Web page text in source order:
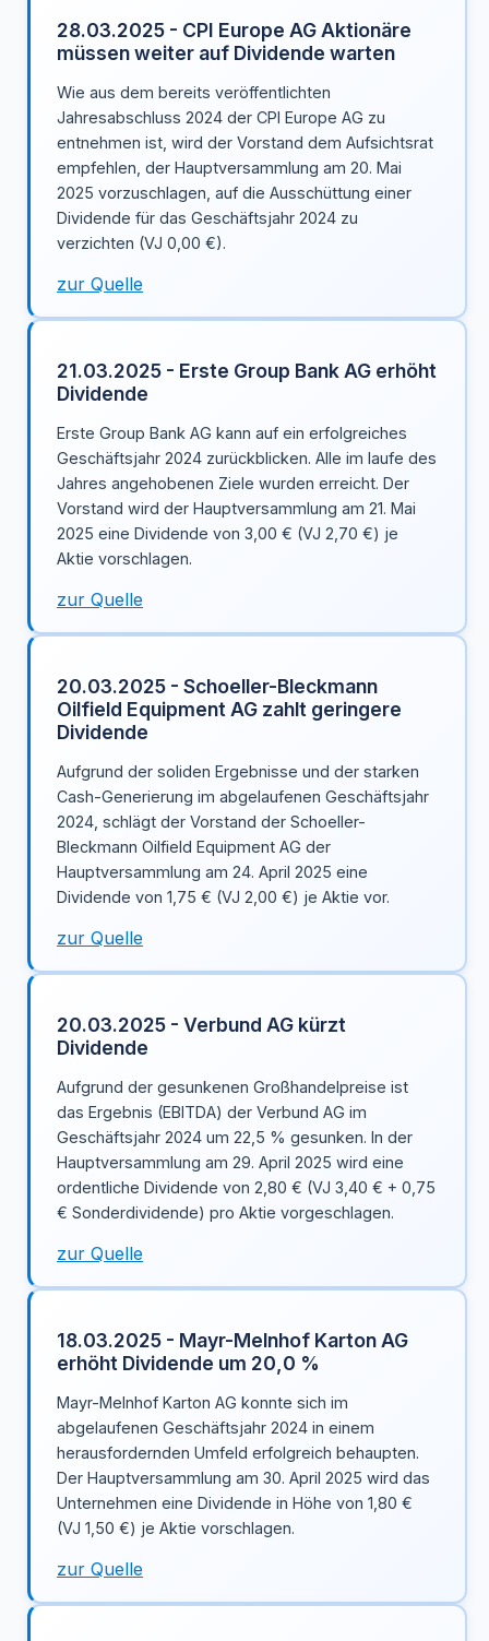
28.03.2025 - CPI Europe AG Aktionäre
müssen weiter auf Dividende warten
Wie aus dem bereits veröffentlichten
Jahresabschluss 2024 der CPI Europe AG zu
entnehmen ist, wird der Vorstand dem Aufsichtsrat
empfehlen, der Hauptversammlung am 20. Mai
2025 vorzuschlagen, auf die Ausschüttung einer
Dividende für das Geschäftsjahr 2024 zu
verzichten (VJ 0,00 €).
zur Quelle
21.03.2025 - Erste Group Bank AG erhöht
Dividende
Erste Group Bank AG kann auf ein erfolgreiches
Geschäftsjahr 2024 zurückblicken. Alle im laufe des
Jahres angehobenen Ziele wurden erreicht. Der
Vorstand wird der Hauptversammlung am 21. Mai
2025 eine Dividende von 3,00 € (VJ 2,70 €) je
Aktie vorschlagen.
zur Quelle
20.03.2025 - Schoeller-Bleckmann
Oilfield Equipment AG zahlt geringere
Dividende
Aufgrund der soliden Ergebnisse und der starken
Cash-Generierung im abgelaufenen Geschäftsjahr
2024, schlägt der Vorstand der Schoeller-
Bleckmann Oilfield Equipment AG der
Hauptversammlung am 24. April 2025 eine
Dividende von 1,75 € (VJ 2,00 €) je Aktie vor.
zur Quelle
20.03.2025 - Verbund AG kürzt
Dividende
Aufgrund der gesunkenen Großhandelpreise ist
das Ergebnis (EBITDA) der Verbund AG im
Geschäftsjahr 2024 um 22,5 % gesunken. In der
Hauptversammlung am 29. April 2025 wird eine
ordentliche Dividende von 2,80 € (VJ 3,40 € + 0,75
€ Sonderdividende) pro Aktie vorgeschlagen.
zur Quelle
18.03.2025 - Mayr-Melnhof Karton AG
erhöht Dividende um 20,0 %
Mayr-Melnhof Karton AG konnte sich im
abgelaufenen Geschäftsjahr 2024 in einem
herausfordernden Umfeld erfolgreich behaupten.
Der Hauptversammlung am 30. April 2025 wird das
Unternehmen eine Dividende in Höhe von 1,80 €
(VJ 1,50 €) je Aktie vorschlagen.
zur Quelle